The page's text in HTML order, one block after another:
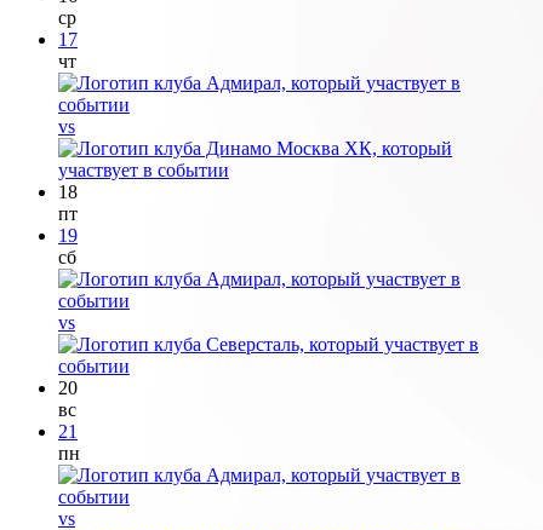
ср
17
чт
vs
18
пт
19
сб
vs
20
вс
21
пн
vs